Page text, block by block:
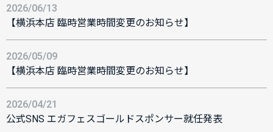
2026/06/13
【横浜本店 臨時営業時間変更のお知らせ】
2026/05/09
【横浜本店 臨時営業時間変更のお知らせ】
2026/04/21
公式SNS エガフェスゴールドスポンサー就任発表